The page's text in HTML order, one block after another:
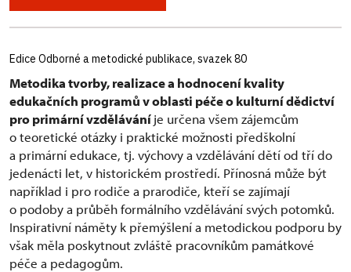
Edice Odborné a metodické publikace, svazek 80
Metodika tvorby, realizace a hodnocení kvality
edukačních programů v oblasti péče o kulturní dědictví
pro primární vzděláváníje určena všem zájemcům
o teoretické otázky i praktické možnosti předškolní
a primární edukace, tj. výchovy a vzdělávání dětí od tří do
jedenácti let, v historickém prostředí. Přínosná může být
například i pro rodiče a prarodiče, kteří se zajímají
o podoby a průběh formálního vzdělávání svých potomků.
Inspirativní náměty k přemýšlení a metodickou podporu by
však měla poskytnout zvláště pracovníkům památkové
péče a pedagogům.